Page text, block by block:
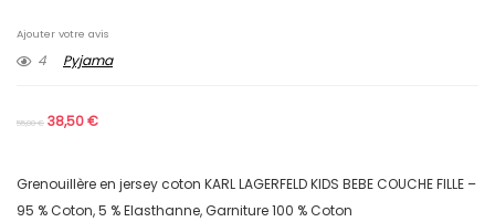
Ajouter votre avis
4 Pyjama
55,00€ 38,50€
Grenouillère en jersey coton KARL LAGERFELD KIDS BEBE COUCHE FILLE –
95 % Coton, 5 % Elasthanne, Garniture 100 % Coton